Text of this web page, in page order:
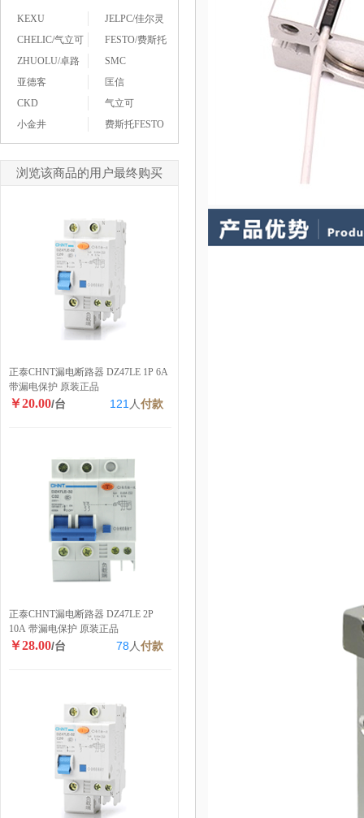
KEXU
JELPC/佳尔灵
CHELIC/气立可
FESTO/费斯托
ZHUOLU/卓路
SMC
亚德客
匡信
CKD
气立可
小金井
费斯托FESTO
浏览该商品的用户最终购买
正泰CHNT漏电断路器 DZ47LE 1P 6A
带漏电保护 原装正品
￥20.00/台 121 人付款
正泰CHNT漏电断路器 DZ47LE 2P
10A 带漏电保护 原装正品
￥28.00/台 78 人付款